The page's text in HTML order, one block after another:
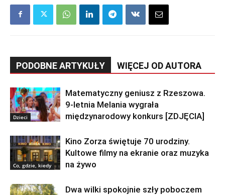
PODOBNE ARTYKUŁY WIĘCEJ OD AUTORA
Dzieci
Matematyczny geniusz z Rzeszowa.
9-letnia Melania wygrała
międzynarodowy konkurs [ZDJĘCIA]
Co, gdzie, kiedy
Kino Zorza świętuje 70 urodziny.
Kultowe filmy na ekranie oraz muzyka
na żywo
Dwa wilki spokojnie szły poboczem